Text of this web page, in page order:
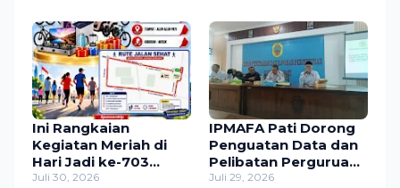
Ini Rangkaian
Kegiatan Meriah di
Hari Jadi ke-703
Kabupaten Pati dan
Juli 30, 2026
IPMAFA Pati Dorong
Penguatan Data dan
Pelibatan Perguruan
Tinggi dalam
Juli 29, 2026